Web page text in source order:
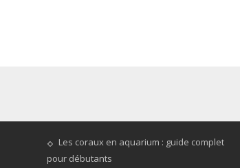
Les coraux en aquarium : guide complet
pour débutants